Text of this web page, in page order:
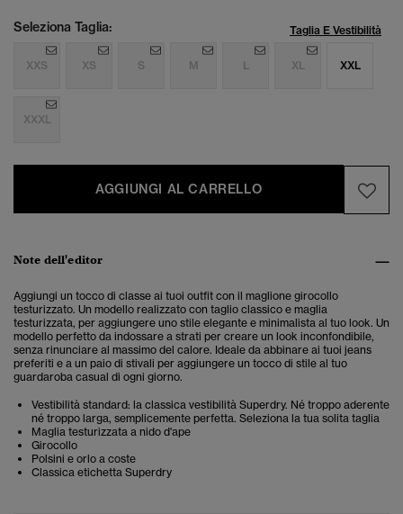
Seleziona Taglia: Taglia E Vestibilità
XXS XS S M L XL XXL
XXXL
AGGIUNGI AL CARRELLO
Note dell'editor
Aggiungi un tocco di classe ai tuoi outfit con il maglione girocollo
testurizzato. Un modello realizzato con taglio classico e maglia
testurizzata, per aggiungere uno stile elegante e minimalista al tuo look. Un
modello perfetto da indossare a strati per creare un look inconfondibile,
senza rinunciare al massimo del calore. Ideale da abbinare ai tuoi jeans
preferiti e a un paio di stivali per aggiungere un tocco di stile al tuo
guardaroba casual di ogni giorno.
Vestibilità standard: la classica vestibilità Superdry. Né troppo aderente
né troppo larga, semplicemente perfetta. Seleziona la tua solita taglia
Maglia testurizzata a nido d'ape
Girocollo
Polsini e orlo a coste
Classica etichetta Superdry